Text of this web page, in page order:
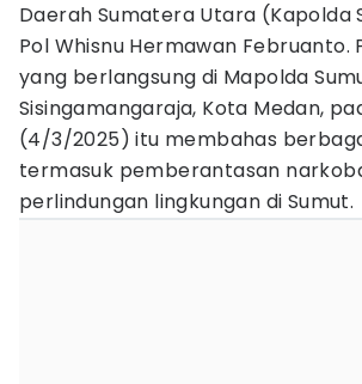
Daerah Sumatera Utara (Kapolda
Pol Whisnu Hermawan Februanto.
yang berlangsung di Mapolda
Sisingamangaraja, Kota Medan,
(4/3/2025) itu membahas
termasuk pemberantasan
perlindungan lingkungan di Sumut.